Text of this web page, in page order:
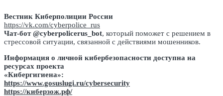
Вестник Киберполиции России
https://vk.com/cyberpolice_rus
Чат-бот @cyberpolicerus_bot, который поможет с решением в
стрессовой ситуации, связанной с действиями мошенников.
Информация о личной кибербезопасности доступна на
ресурсах проекта
«Кибергигиена»:
https://www.gosuslugi.ru/cybersecurity
https://киберзож.рф/